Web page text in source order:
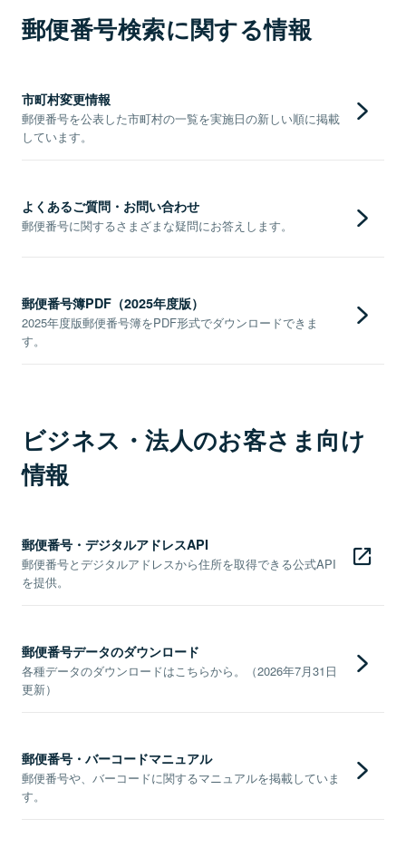
郵便番号検索に関する情報
市町村変更情報
郵便番号を公表した市町村の一覧を実施日の新しい順に掲載
しています。
よくあるご質問・お問い合わせ
郵便番号に関するさまざまな疑問にお答えします。
郵便番号簿PDF（2025年度版）
2025年度版郵便番号簿をPDF形式でダウンロードできま
す。
ビジネス・法人のお客さま向け
情報
郵便番号・デジタルアドレスAPI
郵便番号とデジタルアドレスから住所を取得できる公式API
を提供。
郵便番号データのダウンロード
各種データのダウンロードはこちらから。（2026年7月31日
更新）
郵便番号・バーコードマニュアル
郵便番号や、バーコードに関するマニュアルを掲載していま
す。